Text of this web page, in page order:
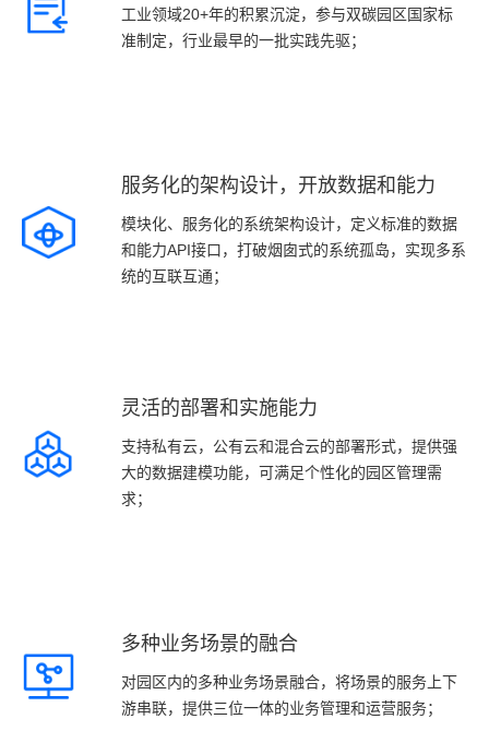
工业领域20+年的积累沉淀，参与双碳园区国家标
准制定，行业最早的一批实践先驱；
服务化的架构设计，开放数据和能力
模块化、服务化的系统架构设计，定义标准的数据
和能力API接口，打破烟囱式的系统孤岛，实现多系
统的互联互通；
灵活的部署和实施能力
支持私有云，公有云和混合云的部署形式，提供强
大的数据建模功能，可满足个性化的园区管理需
求；
多种业务场景的融合
对园区内的多种业务场景融合，将场景的服务上下
游串联，提供三位一体的业务管理和运营服务；